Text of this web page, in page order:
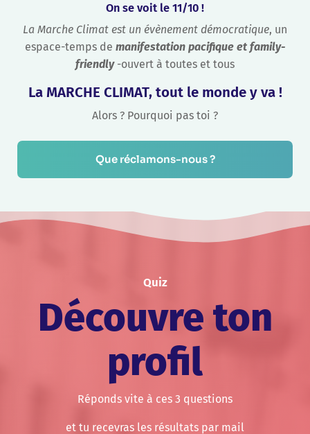
On se voit le 11/10 !
La Marche Climat est un évènement démocratique, un
espace-temps de manifestation pacifique et family-
friendly-ouvert à toutes et tous
La MARCHE CLIMAT, tout le monde y va !
Alors ? Pourquoi pas toi ?
Que réclamons-nous ?
Quiz
Découvre ton
profil
Réponds vite à ces 3 questions
et tu recevras les résultats par mail